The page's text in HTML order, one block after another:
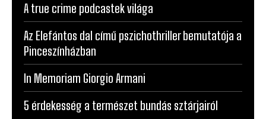
A true crime podcastek világa
Az Elefántos dal című pszichothriller bemutatója a
Pinceszínházban
In Memoriam Giorgio Armani
5 érdekesség a természet bundás sztárjairól